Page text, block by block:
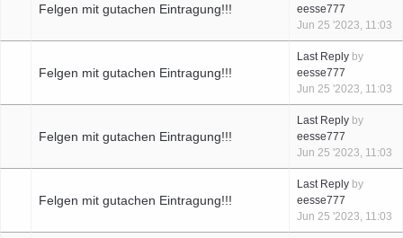
Felgen mit gutachen Eintragung!!!
eesse777
Jun 25 '2023, 11:03
Felgen mit gutachen Eintragung!!!
Last Reply by
eesse777
Jun 25 '2023, 11:03
Felgen mit gutachen Eintragung!!!
Last Reply by
eesse777
Jun 25 '2023, 11:03
Felgen mit gutachen Eintragung!!!
Last Reply by
eesse777
Jun 25 '2023, 11:03